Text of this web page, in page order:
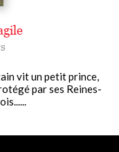
vit un petit prince,
par ses Reines-